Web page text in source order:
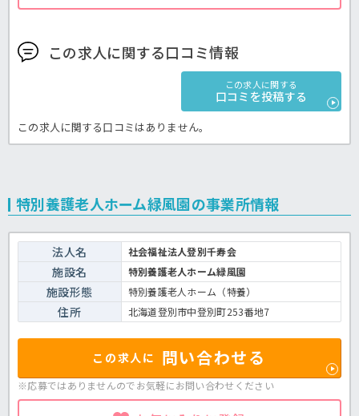
この求人に関する口コミ情報
この求人に関する
口コミを投稿する
この求人に関する口コミはありません。
特別養護老人ホーム緑風園の事業所情報
法人名 社会福祉法人登別千寿会
施設名 特別養護老人ホーム緑風園
施設形態 特別養護老人ホーム（特養）
住所 北海道登別市中登別町253番地7
この求人に 問い合わせる
※応募ではありませんのでお気軽にお問い合わせください